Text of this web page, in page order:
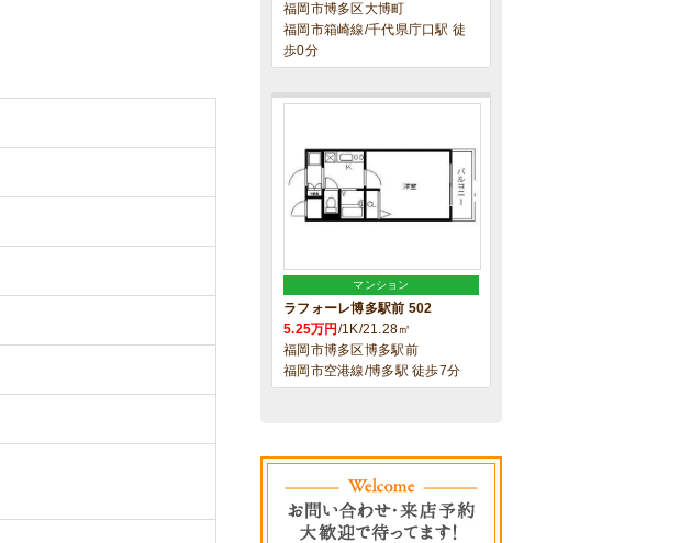
福岡市博多区大博町
福岡市箱崎線/千代県庁口駅 徒
歩0分
マンション
ラフォーレ博多駅前 502
5.25万円/1K/21.28㎡
福岡市博多区博多駅前
福岡市空港線/博多駅 徒歩7分